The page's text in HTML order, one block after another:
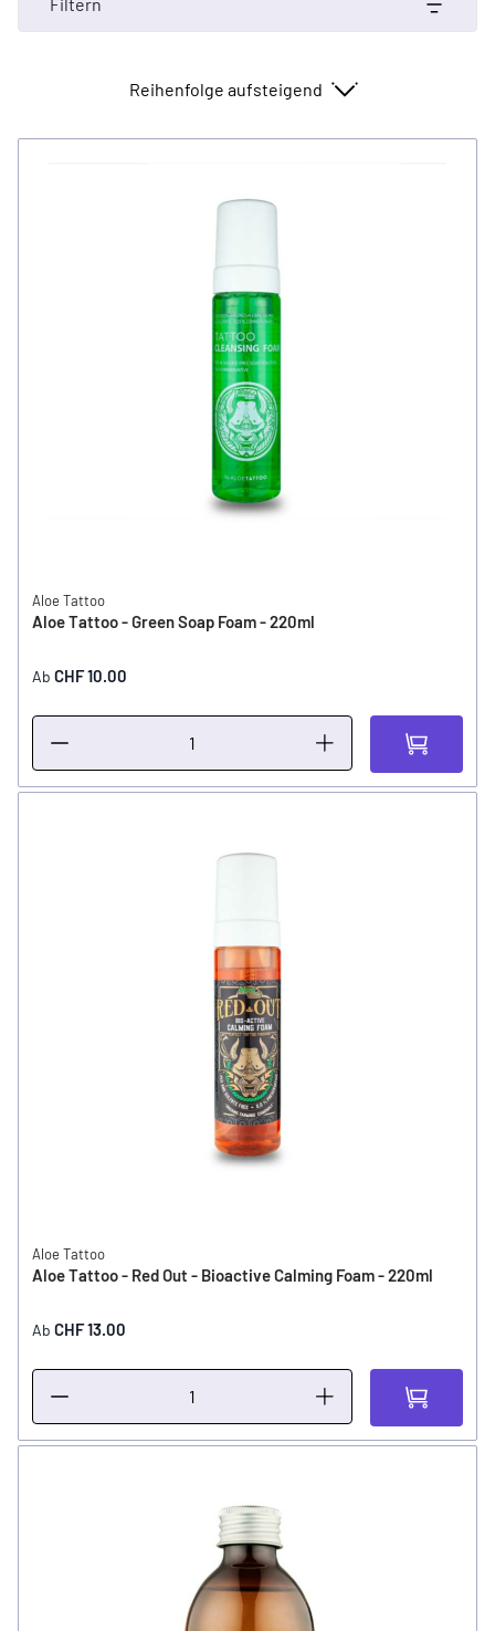
Sortieren nach
Aloe Tattoo
Aloe Tattoo - Green Soap Foam - 220ml
Ab CHF 10.00
Aloe Tattoo
Aloe Tattoo - Red Out - Bioactive Calming Foam - 220ml
Ab CHF 13.00